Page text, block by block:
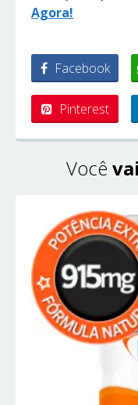
Agora!
Facebook
Pinterest
Você